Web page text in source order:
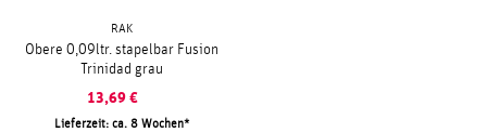
RAK
Obere 0,09ltr. stapelbar Fusion
Trinidad grau
13,69 €
Lieferzeit: ca. 8 Wochen